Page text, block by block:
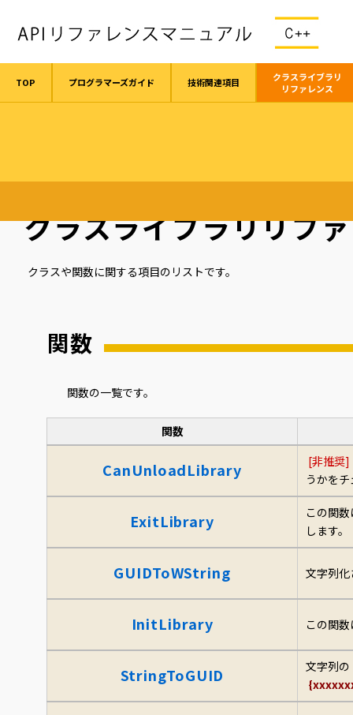
TOP プログラマーズガイド 技術関連項目
クラスライブラリ
リファレンス
クラスライブラリリフ
クラスや関数に関する項目のリストです。
関数
関数の一覧です。
関数
CanUnloadLibrary [非推奨]
うかを
ExitLibrary
この関
します。
GUIDToWString 文字列
InitLibrary この関
StringToGUID 文字列の